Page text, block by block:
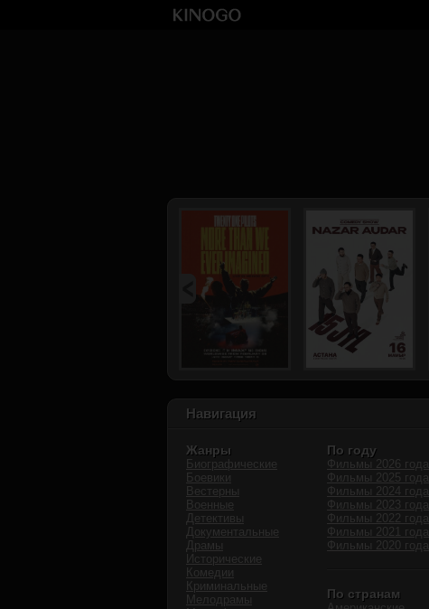
Навигация
Жанры
Биографические
Боевики
Вестерны
Военные
Детективы
Документальные
Драмы
Исторические
Комедии
Криминальные
Мелодрамы
По году
Фильмы 2026 года
Фильмы 2025 года
Фильмы 2024 года
Фильмы 2023 года
Фильмы 2022 года
Фильмы 2021 года
Фильмы 2020 года
По странам